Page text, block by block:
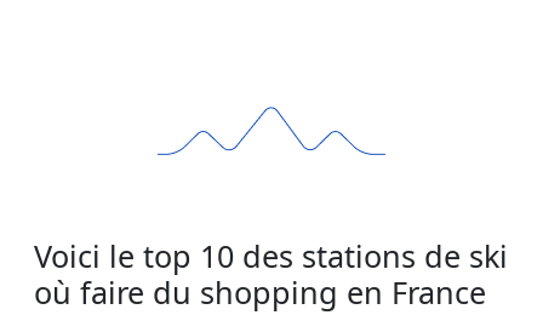
Voici le top 10 des stations de ski
où faire du shopping en France